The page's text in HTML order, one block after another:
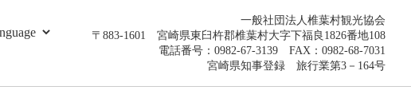
一般社団法人椎葉村観光協会
〒883-1601 宮崎県東臼杵郡椎葉村大字下福良1826番地108
電話番号：0982-67-3139 FAX：0982-68-7031
宮崎県知事登録 旅行業第3－164号